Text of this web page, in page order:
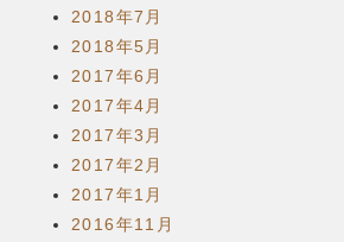
2018年7月
2018年5月
2017年6月
2017年4月
2017年3月
2017年2月
2017年1月
2016年11月